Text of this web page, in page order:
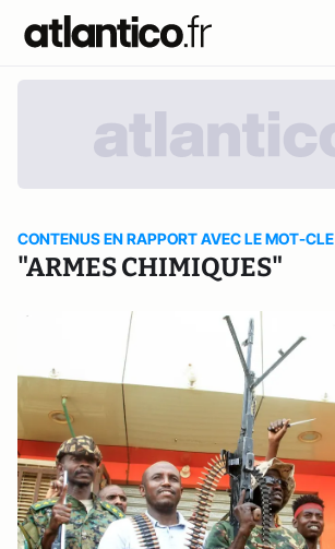
CONTENUS EN RAPPORT AVEC LE MOT-CLE
"ARMES CHIMIQUES"